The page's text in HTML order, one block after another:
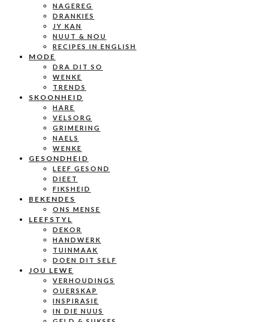
NAGEREG
DRANKIES
JY KAN
NUUT & NOU
RECIPES IN ENGLISH
MODE
DRA DIT SO
WENKE
TRENDS
SKOONHEID
HARE
VELSORG
GRIMERING
NAELS
WENKE
GESONDHEID
LEEF GESOND
DIEET
FIKSHEID
BEKENDES
ONS MENSE
LEEFSTYL
DEKOR
HANDWERK
TUINMAAK
DOEN DIT SELF
JOU LEWE
VERHOUDINGS
OUERSKAP
INSPIRASIE
IN DIE NUUS